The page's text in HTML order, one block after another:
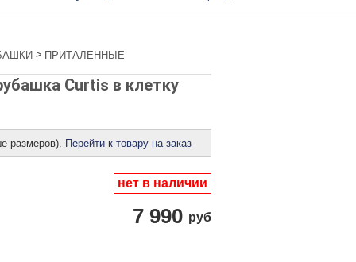
> ПРИТАЛЕННЫЕ
Curtis в клетку
размеров). Перейти к товару на заказ
нет в наличии
7 990 руб